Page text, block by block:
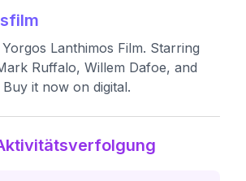
Lanthimos Film. Starring
Ruffalo, Willem Dafoe, and
Buy it now on digital.